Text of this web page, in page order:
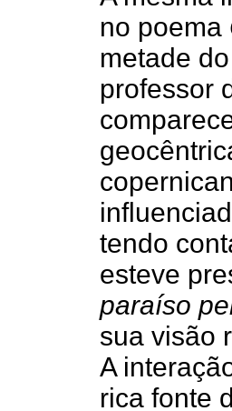
no poema
metade
professor
tendo
esteve
paraíso
sua visão
A
rica fonte